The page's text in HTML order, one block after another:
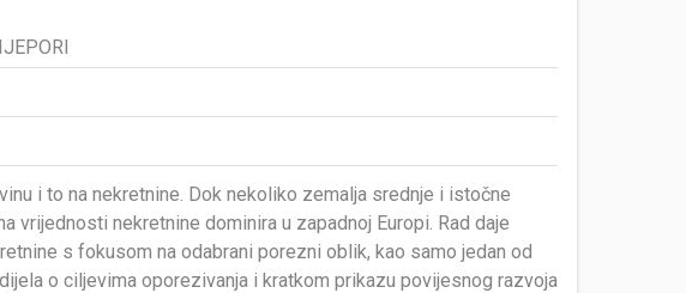
i to na nekretnine. Dok nekoliko zemalja srednje i istočne
nekretnine dominira u zapadnoj Europi. Rad daje
s fokusom na odabrani porezni oblik, kao samo jedan od
o ciljevima oporezivanja i kratkom prikazu povijesnog razvoja